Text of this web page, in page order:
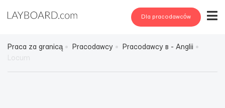
Dla pracodawców
Praca za granicą Pracodawcy
Pracodawcy в - Anglii